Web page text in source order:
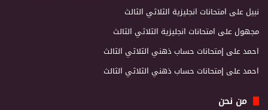
نبيلعلى امتحانات انجليزية الثلاثي الثالث
مجهولعلى امتحانات انجليزية الثلاثي الثالث
احمدعلى إمتحانات حساب ذهني الثلاثي الثالث
احمدعلى إمتحانات حساب ذهني الثلاثي الثالث
من نحن